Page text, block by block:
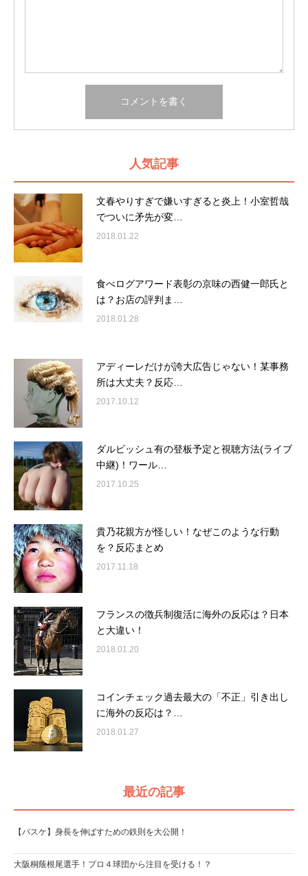
人気記事
文春やりすぎで嫌いすぎると炎上！小室哲哉
でついに矛先が変…
2018.01.22
食べログアワード表彰の京味の西健一郎氏と
は？お店の評判ま…
2018.01.28
アディーレだけが誇大広告じゃない！某事務
所は大丈夫？反応…
2017.10.12
ダルビッシュ有の登板予定と視聴方法(ライブ
中継)！ワール…
2017.10.25
貴乃花親方が怪しい！なぜこのような行動
を？反応まとめ
2017.11.18
フランスの徴兵制復活に海外の反応は？日本
と大違い！
2018.01.20
コインチェック過去最大の「不正」引き出し
に海外の反応は？…
2018.01.27
最近の記事
【バスケ】身長を伸ばすための鉄則を大公開！
大阪桐蔭根尾選手！プロ４球団から注目を受ける！？